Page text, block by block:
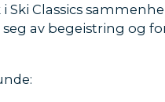
Classics
av begeistring og